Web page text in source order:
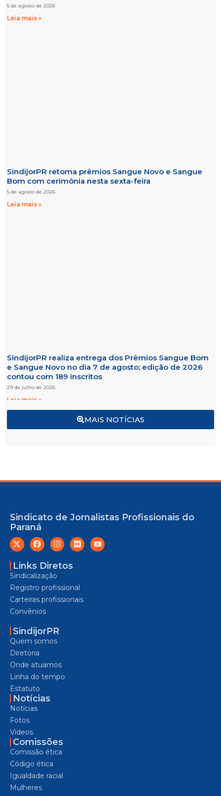
MAIS NOTÍCIAS
5 de agosto de 2026
Leia mais »
SindijorPR retoma prêmios Sangue Novo e Sangue
Bom com cerimônia nesta sexta-feira
5 de agosto de 2026
Leia mais »
SindijorPR realiza entrega dos Prêmios Sangue Bom
e Sangue Novo no dia 7 de agosto; edição de 2026
contou com 189 inscritos
29 de julho de 2026
Leia mais »
Sindicato de Jornalistas Profissionais do
Paraná
Links Diretos
Sindicalização
Registro profissional
Carteiras profissionais
Convênios
SindijorPR
Quem somos
Diretoria
Onde atuamos
Linha do tempo
Estatuto
Notícias
Notícias
Fotos
Vídeos
Comissões
Comissão ética
Código ética
Igualdade racial
Mulheres